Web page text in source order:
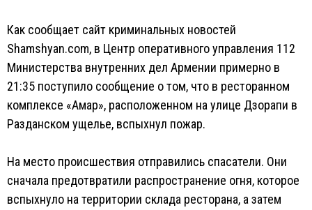
Как сообщает сайт криминальных новостей
Shamshyan.com, в Центр оперативного управления 112
Министерства внутренних дел Армении примерно в
21:35 поступило сообщение о том, что в ресторанном
комплексе «Амар», расположенном на улице Дзорапи в
Разданском ущелье, вспыхнул пожар.
На место происшествия отправились спасатели. Они
сначала предотвратили распространение огня, которое
вспыхнуло на территории склада ресторана, а затем